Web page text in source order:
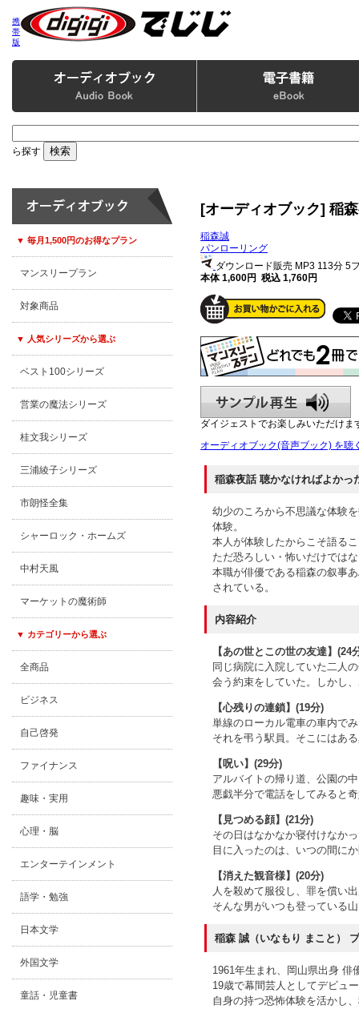
携
帯
版
ら探す
▼ 毎月1,500円のお得なプラン
マンスリープラン
対象商品
▼ 人気シリーズから選ぶ
ベスト100シリーズ
営業の魔法シリーズ
桂文我シリーズ
三浦綾子シリーズ
市朗怪全集
シャーロック・ホームズ
中村天風
マーケットの魔術師
▼ カテゴリーから選ぶ
全商品
ビジネス
自己啓発
ファイナンス
趣味・実用
心理・脳
エンターテインメント
語学・勉強
日本文学
外国文学
童話・児童書
[オーディオブック] 稲
稲森誠
パンローリング
ダウンロード販売 MP3 113分 5
本体 1,600円 税込 1,760円
ダイジェストでお楽しみいただけま
オーディオブック(音声ブック) を聴
稲森夜話 聴かなければよかっ
幼少のころから不思議な体験
体験。
本人が体験したからこそ語る
ただ恐ろしい・怖いだけでは
本職が俳優である稲森の叙事
されている。
内容紹介
【あの世とこの世の友達】(24
同じ病院に入院していた二人
会う約束をしていた。しかし
【心残りの連鎖】(19分)
単線のローカル電車の車内で
それを弔う駅員。そこにはあ
【呪い】(29分)
アルバイトの帰り道、公園の
悪戯半分で電話をしてみると
【見つめる顔】(21分)
その日はなかなか寝付けなか
目に入ったのは、いつの間に
【消えた観音様】(20分)
人を殺めて服役し、罪を償い
そんな男がいつも登っている
稲森 誠（いなもり まこと）
1961年生まれ、岡山県出身 俳
19歳で幕間芸人としてデビュ
自身の持つ恐怖体験を活かし